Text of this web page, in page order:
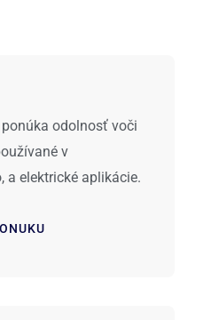
odolnosť voči
v
a elektrické aplikácie.